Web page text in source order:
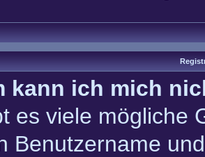
kann ich mich
es viele mögliche
Benutzername